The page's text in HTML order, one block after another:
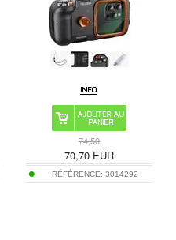
74,50
70,70 EUR
RÉFÉRENCE:3014292